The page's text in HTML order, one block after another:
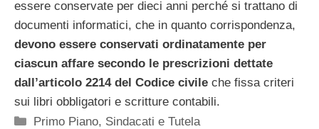
essere conservate per dieci anni perché si trattano di
documenti informatici, che in quanto corrispondenza,
devono essere conservati ordinatamente per
ciascun affare secondo le prescrizioni dettate
dall’articolo 2214 del Codice civile che fissa criteri
sui libri obbligatori e scritture contabili.
Categorie
Primo Piano, Sindacati e Tutela